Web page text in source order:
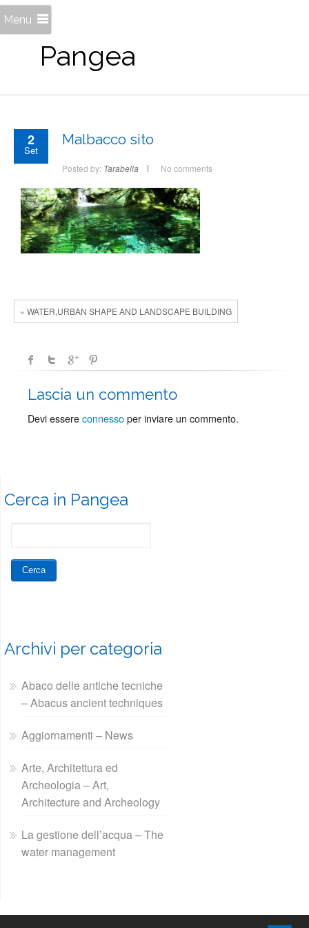
Pangea
Menu
2
Set
Malbacco sito
Posted by: Tarabella No comments
« WATER,URBAN SHAPE AND LANDSCAPE BUILDING
Lascia un commento
Devi essereconnessoper inviare un commento.
Cerca in Pangea
Archivi per categoria
Abaco delle antiche tecniche
– Abacus ancient techniques
Aggiornamenti – News
Arte, Architettura ed
Archeologia – Art,
Architecture and Archeology
La gestione dell’acqua – The
water management
↑